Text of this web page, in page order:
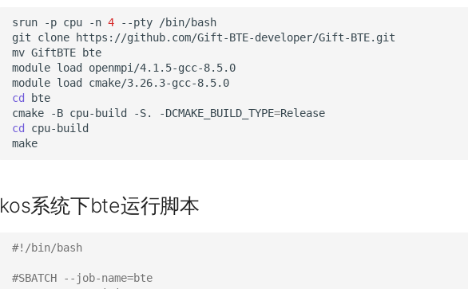
srun -p cpu -n 4 --pty
/bin/bash
git
clone
https://github.com/Gift-BTE-developer/Gift-BTE.git
mv GiftBTE
bte
module load
openmpi/4.1.5-gcc-8.5.0
module load
cd
bte
cmake
-B cpu-build -S. -DCMAKE_BUILD_TYPE=
cd
cpu-build
kos系统下bte运行脚本
#!/bin/bash
#SBATCH --job-name=bte